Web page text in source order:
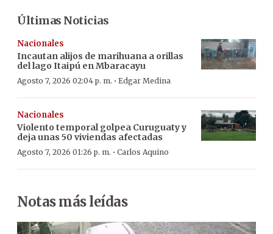
Últimas Noticias
Nacionales
Incautan alijos de marihuana a orillas
del lago Itaipú en Mbaracayu
Agosto 7, 2026 02:04 p. m. · Edgar Medina
Nacionales
Violento temporal golpea Curuguaty y
deja unas 50 viviendas afectadas
Agosto 7, 2026 01:26 p. m. · Carlos Aquino
Notas más leídas